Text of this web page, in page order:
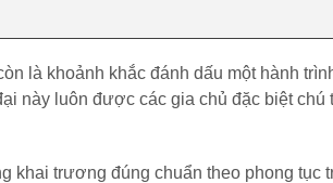
là khoảnh khắc đánh dấu một hành
này luôn được các gia chủ đặc biệt chú
khai trương đúng chuẩn theo phong tục